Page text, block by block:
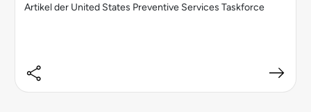
Artikel der United States Preventive Services Taskforce